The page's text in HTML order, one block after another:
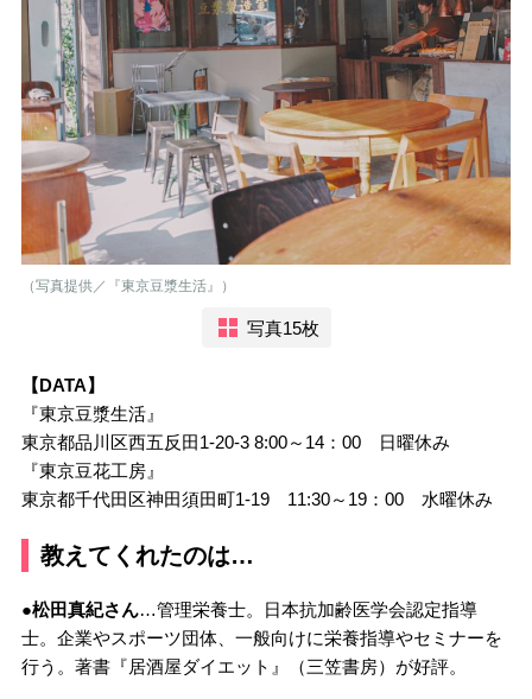
（写真提供／『東京豆漿生活』）
写真15枚
【DATA】
『東京豆漿生活』
東京都品川区西五反田1-20-3 8:00～14：00 日曜休み
『東京豆花工房』
東京都千代田区神田須田町1-19 11:30～19：00 水曜休み
教えてくれたのは…
●松田真紀さん…管理栄養士。日本抗加齢医学会認定指導
士。企業やスポーツ団体、一般向けに栄養指導やセミナーを
行う。著書『居酒屋ダイエット』（三笠書房）が好評。